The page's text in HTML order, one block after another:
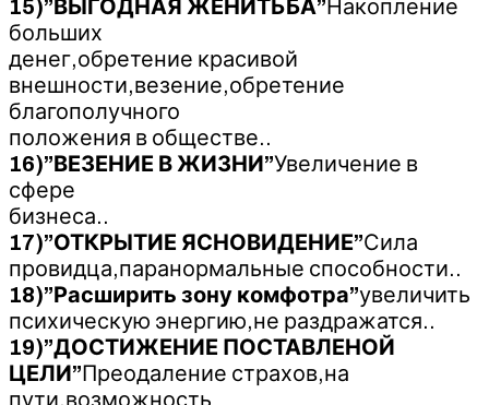
15)”ВЫГОДНАЯ ЖЕНИТЬБА”Накопление
больших
денег,обретение красивой
внешности,везение,обретение
благополучного
положения в обществе..
16)”ВЕЗЕНИЕ В ЖИЗНИ”Увеличение в
сфере
бизнеса..
17)”ОТКРЫТИЕ ЯСНОВИДЕНИЕ”Сила
провидца,паранормальные способности..
18)”Расширить зону комфотра”увеличить
психическую энергию,не раздражатся..
19)”ДОСТИЖЕНИЕ ПОСТАВЛЕНОЙ
ЦЕЛИ”Преодаление страхов,на
пути,возможность